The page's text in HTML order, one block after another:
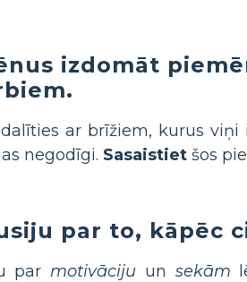
izdomāt
ar brīžiem, kurus
negodīgi. Sasaistiet šos
par to, kāpēc
par motivāciju un sekām